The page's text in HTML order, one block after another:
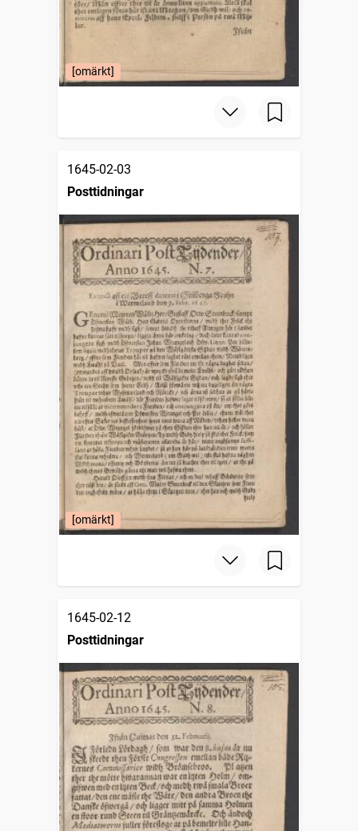
[omärkt]
1645-02-03
Posttidningar
[omärkt]
1645-02-12
Posttidningar